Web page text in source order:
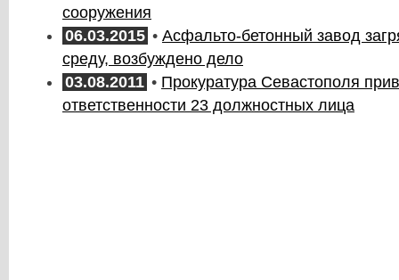
сооружения
06.03.2015 • Асфальто-бетонный завод
среду, возбуждено дело
03.08.2011 • Прокуратура Севастополя
ответственности 23 должностных лица